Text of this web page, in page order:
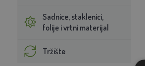
Sadnice, staklenici,
folije i vrtni materijal
Tržište